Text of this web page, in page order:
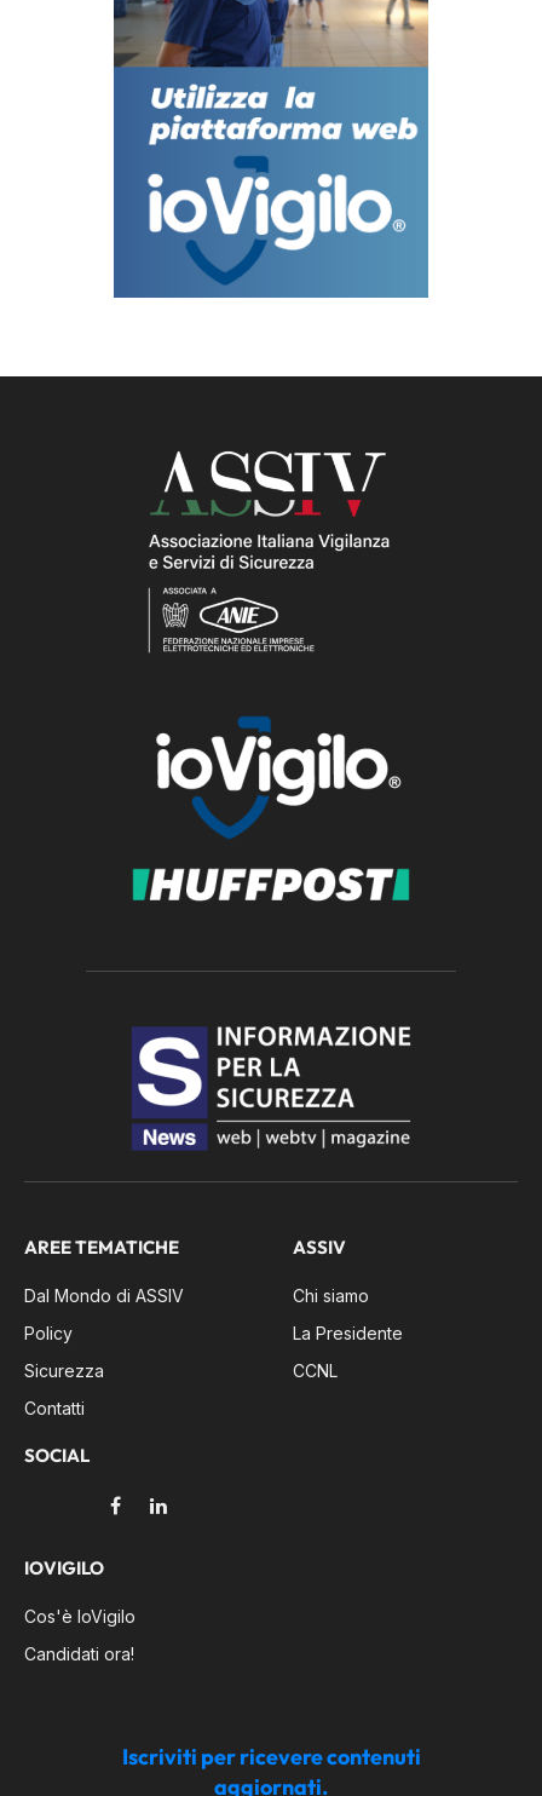
AREE TEMATICHE
Dal Mondo di ASSIV
Policy
Sicurezza
Contatti
SOCIAL
FacebookLinkedIn
ASSIV
Chi siamo
La Presidente
CCNL
IOVIGILO
Cos'è IoVigilo
Candidati ora!
Iscriviti per ricevere contenuti
aggiornati.